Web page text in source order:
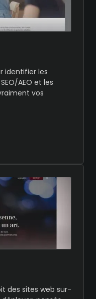
identifier les
AEO et les
vos
des sites web sur-